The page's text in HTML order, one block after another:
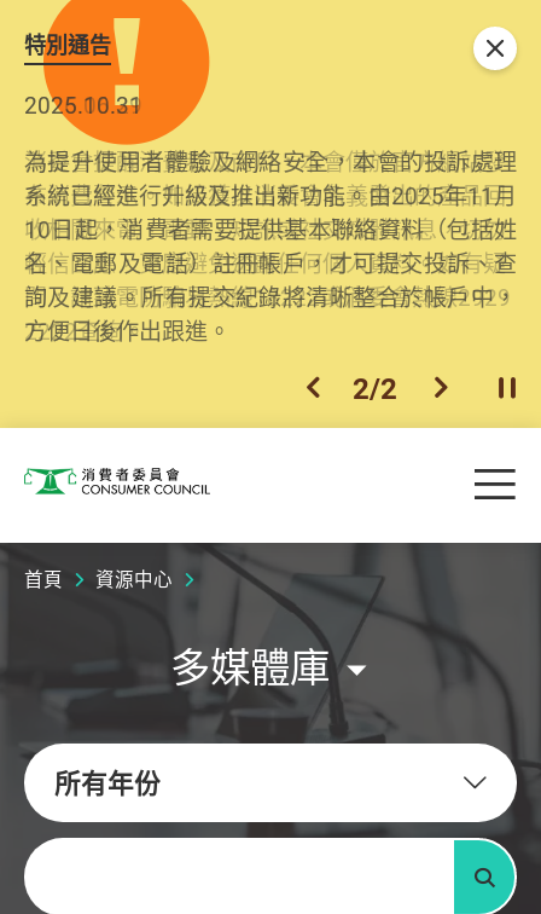
特別通告
2026.06.29
消委會提醒消費者及商戶，本會僅於官方網站發
布消費警示。如接獲以消委會名義發出的產品回
收相關來電、電郵、短訊或社交媒體訊息，切勿
輕信回應，更應避免透露任何個人資料。如有疑
問，請致電防騙易熱線18222或消委會熱線2929
2222查詢。
2025.10.31
為提升使用者體驗及網絡安全，本會的投訴處理
系統已經進行升級及推出新功能。由2025年11月
10日起，消費者需要提供基本聯絡資料（包括姓
名、電郵及電話）註冊帳戶，才可提交投訴、查
詢及建議。所有提交紀錄將清晰整合於帳戶中，
方便日後作出跟進。
上一個
2/2 下一個開
關閉
消費者委員會 目
首頁 資源中心
多媒體庫
所有年份
關鍵字
搜尋